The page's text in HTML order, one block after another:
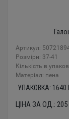
Артикул:
Розміри: 37-41
Кількість в
Mатеріал: пена
УПАКОВКА: 1640
ЦІНА ЗА ОД.: 205